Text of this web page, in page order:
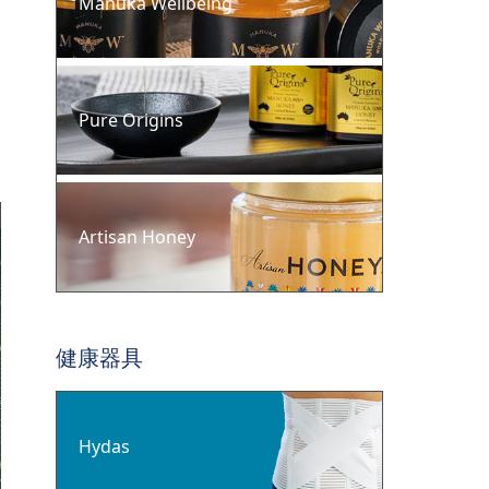
Pure Origins
Artisan Honey
健康器具
Hydas